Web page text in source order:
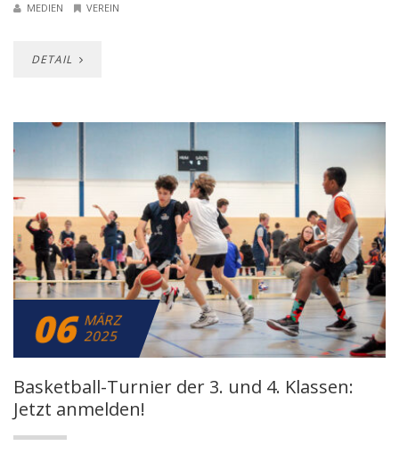
MEDIEN VEREIN
DETAIL
06 MÄRZ
2025
Basketball-Turnier der 3. und 4. Klassen:
Jetzt anmelden!